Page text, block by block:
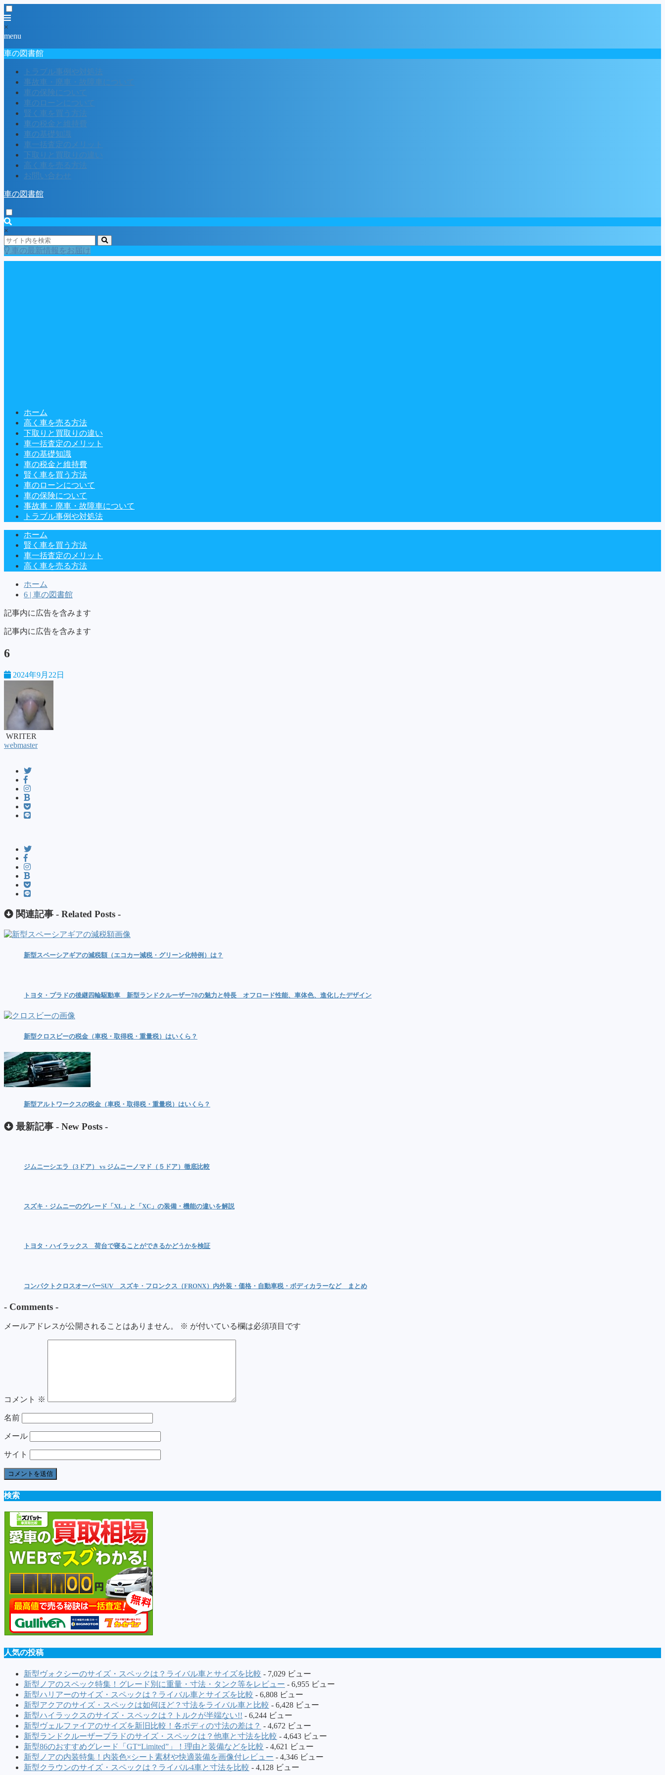
×
menu
車の図書館
トラブル事例や対処法
事故車・廃車・故障車について
車の保険について
車のローンについて
賢く車を買う方法
車の税金と維持費
車の基礎知識
車一括査定のメリット
下取りと買取りの違い
高く車を売る方法
お問い合わせ
車の図書館
×
車の最新情報をお届け
ホーム
高く車を売る方法
下取りと買取りの違い
車一括査定のメリット
車の基礎知識
車の税金と維持費
賢く車を買う方法
車のローンについて
車の保険について
事故車・廃車・故障車について
トラブル事例や対処法
ホーム
賢く車を買う方法
車一括査定のメリット
高く車を売る方法
ホーム
6 | 車の図書館
記事内に広告を含みます
記事内に広告を含みます
6
2024年9月22日
WRITER
webmaster
関連記事 - Related Posts -
新型スペーシアギアの減税額（エコカー減税・グリーン化特例）は？
トヨタ・プラドの後継四輪駆動車 新型ランドクルーザー70の魅力と特長 オフロード性能、車体色、進化したデザイン
新型クロスビーの税金（車税・取得税・重量税）はいくら？
新型アルトワークスの税金（車税・取得税・重量税）はいくら？
最新記事 - New Posts -
ジムニーシエラ（3ドア） vs ジムニーノマド（５ドア）徹底比較
スズキ・ジムニーのグレード「XL」と「XC」の装備・機能の違いを解説
トヨタ・ハイラックス 荷台で寝ることができるかどうかを検証
コンパクトクロスオーバーSUV スズキ・フロンクス（FRONX）内外装・価格・自動車税・ボディカラーなど まとめ
- Comments -
メールアドレスが公開されることはありません。 ※ が付いている欄は必須項目です
コメント ※
名前
メール
サイト
検索
人気の投稿
新型ヴォクシーのサイズ・スペックは？ライバル車とサイズを比較 - 7,029 ビュー
新型ノアのスペック特集！グレード別に重量・寸法・タンク等をレビュー - 6,955 ビュー
新型ハリアーのサイズ・スペックは？ライバル車とサイズを比較 - 6,808 ビュー
新型アクアのサイズ・スペックは如何ほど？寸法をライバル車と比較 - 6,428 ビュー
新型ハイラックスのサイズ・スペックは？トルクが半端ない!! - 6,244 ビュー
新型ヴェルファイアのサイズを新旧比較！各ボディの寸法の差は？ - 4,672 ビュー
新型ランドクルーザープラドのサイズ・スペックは？他車と寸法を比較 - 4,643 ビュー
新型86のおすすめグレード「GT“Limited”」！理由と装備などを比較 - 4,621 ビュー
新型ノアの内装特集！内装色×シート素材や快適装備を画像付レビュー - 4,346 ビュー
新型クラウンのサイズ・スペックは？ライバル4車と寸法を比較 - 4,128 ビュー